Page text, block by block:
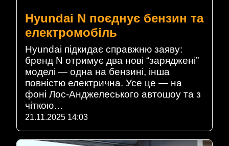
Hyundai N поєднує бензин та
електромобіль
Hyundai підкидає справжню заяву:
бренд N отримує два нові “заряджені”
моделі — одна на бензині, інша
повністю електрична. Усе це — на
фоні Лос-Анджелеського автошоу та з
чіткою…
21.11.2025 14:03